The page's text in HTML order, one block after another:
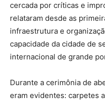
cercada por críticas e
relataram desde as
infraestrutura e
capacidade da cidade de
internacional de grande
Durante a cerimônia de
eram evidentes: carpetes